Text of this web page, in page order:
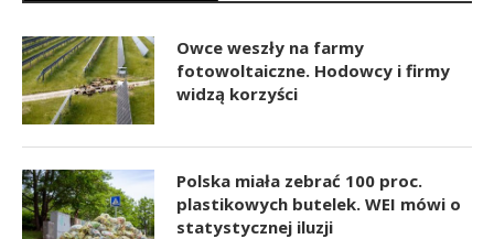
Owce weszły na farmy
fotowoltaiczne. Hodowcy i firmy
widzą korzyści
Polska miała zebrać 100 proc.
plastikowych butelek. WEI mówi o
statystycznej iluzji